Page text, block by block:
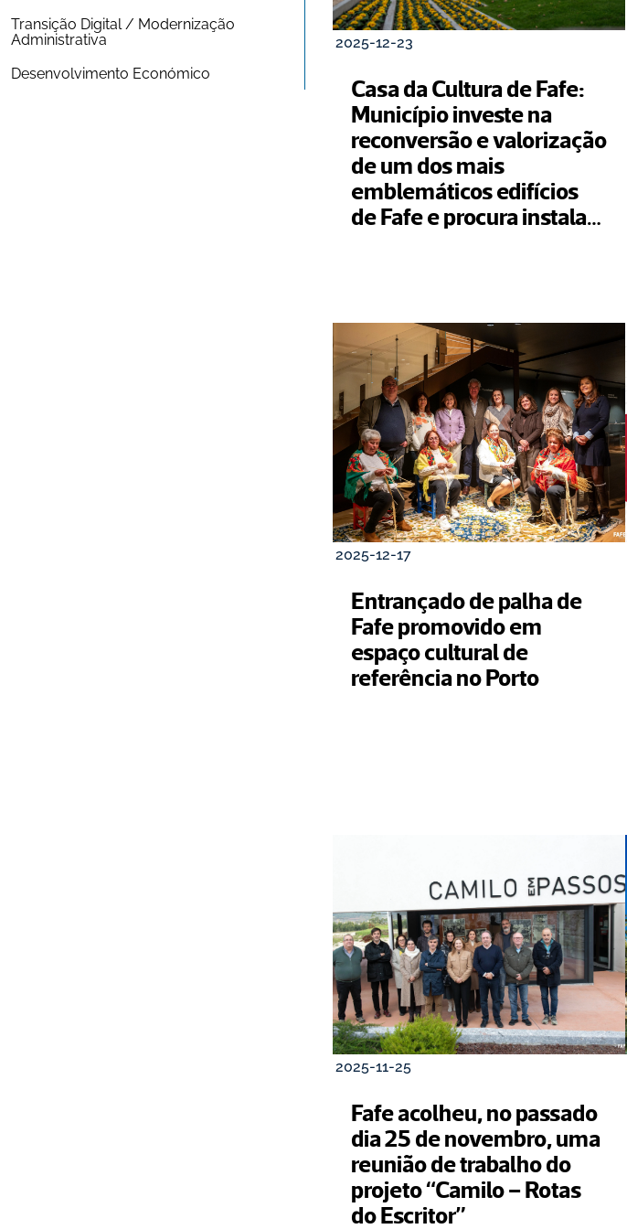
Transição Digital / Modernização
Administrativa
Desenvolvimento Económico
2025-12-23
Casa da Cultura de Fafe:
Município investe na
reconversão e valorização
de um dos mais
emblemáticos edifícios
de Fafe e procura instalar
2025-12-17
Entrançado de palha de
Fafe promovido em
espaço cultural de
referência no Porto
2025-11-25
Fafe acolheu, no passado
dia 25 de novembro, uma
reunião de trabalho do
projeto “Camilo – Rotas
do Escritor”